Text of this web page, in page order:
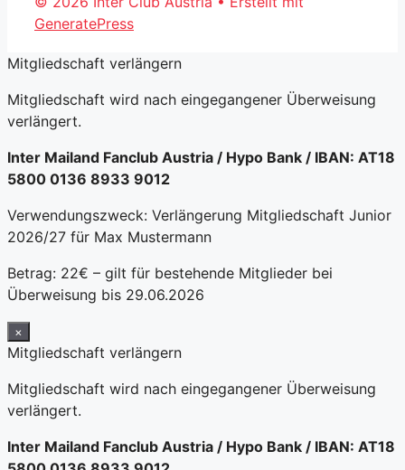
GeneratePress
Mitgliedschaft verlängern
Mitgliedschaft wird nach eingegangener Überweisung
verlängert.
Inter Mailand Fanclub Austria / Hypo Bank / IBAN: AT18
5800 0136 8933 9012
Verwendungszweck: Verlängerung Mitgliedschaft Junior
2026/27 für Max Mustermann
Betrag: 22€ – gilt für bestehende Mitglieder bei
Überweisung bis 29.06.2026
×
Mitgliedschaft verlängern
Mitgliedschaft wird nach eingegangener Überweisung
verlängert.
Inter Mailand Fanclub Austria / Hypo Bank / IBAN: AT18